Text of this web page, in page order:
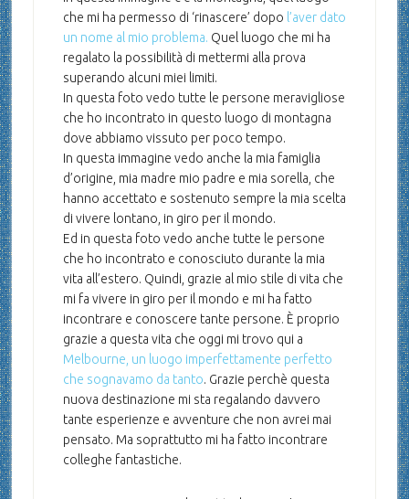
che mi ha permesso di ‘rinascere’ dopo l’aver dato
un nome al mio problema. Quel luogo che mi ha
regalato la possibilità di mettermi alla prova
superando alcuni miei limiti.
In questa foto vedo tutte le persone meravigliose
che ho incontrato in questo luogo di montagna
dove abbiamo vissuto per poco tempo.
In questa immagine vedo anche la mia famiglia
d’origine, mia madre mio padre e mia sorella, che
hanno accettato e sostenuto sempre la mia scelta
di vivere lontano, in giro per il mondo.
Ed in questa foto vedo anche tutte le persone
che ho incontrato e conosciuto durante la mia
vita all’estero. Quindi, grazie al mio stile di vita che
mi fa vivere in giro per il mondo e mi ha fatto
incontrare e conoscere tante persone. È proprio
grazie a questa vita che oggi mi trovo qui a
Melbourne, un luogo imperfettamente perfetto
che sognavamo da tanto. Grazie perchè questa
nuova destinazione mi sta regalando davvero
tante esperienze e avventure che non avrei mai
pensato. Ma soprattutto mi ha fatto incontrare
colleghe fantastiche.